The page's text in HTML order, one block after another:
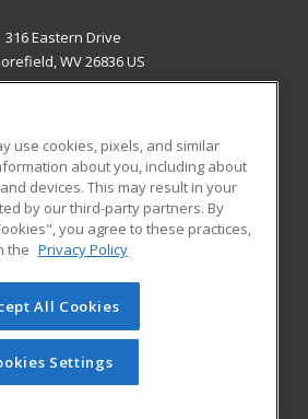
316 Eastern Drive
WV 26836 US
RESOURCES
Student Blog
of Cengage Learning. All rights
on this site cannot be reproduced or
you have obtained prior written
Cengage Learning.Privacy Policy
use cookies, pixels, and similar
about you, including about
devices. This may result in your
by our third-party partners. By
you agree to these practices,
the Privacy Policy
All Cookies
Settings